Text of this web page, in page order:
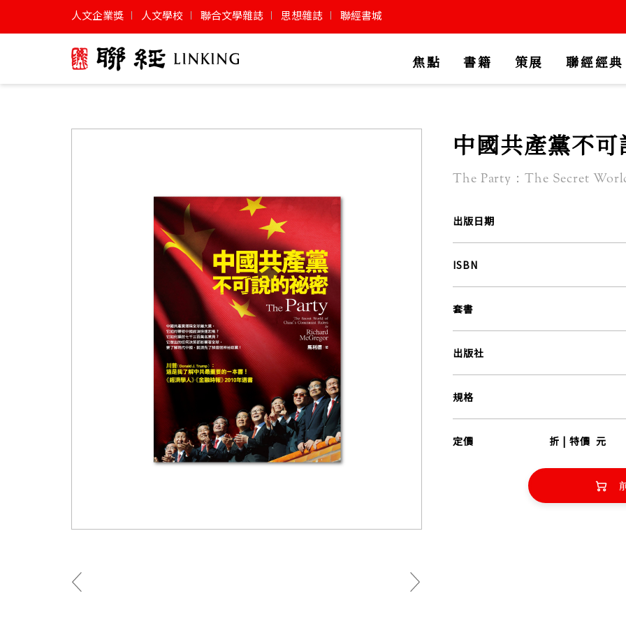
人文企業獎 人文學校 聯合文學雜誌 思想雜誌 聯經書城
焦點 書籍 策展 聯經經典
中國共產黨不
The Party：The Secret
出版日期
ISBN
套書
出版社
規格
定價 折 | 特價 元